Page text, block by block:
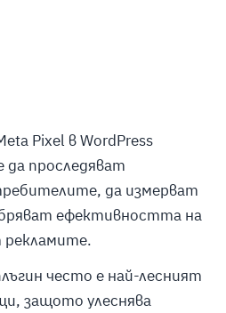
Pixel в WordPress
да проследяват
да измерват
ефективността на
рекламите.
често е най-лесният
защото улеснява